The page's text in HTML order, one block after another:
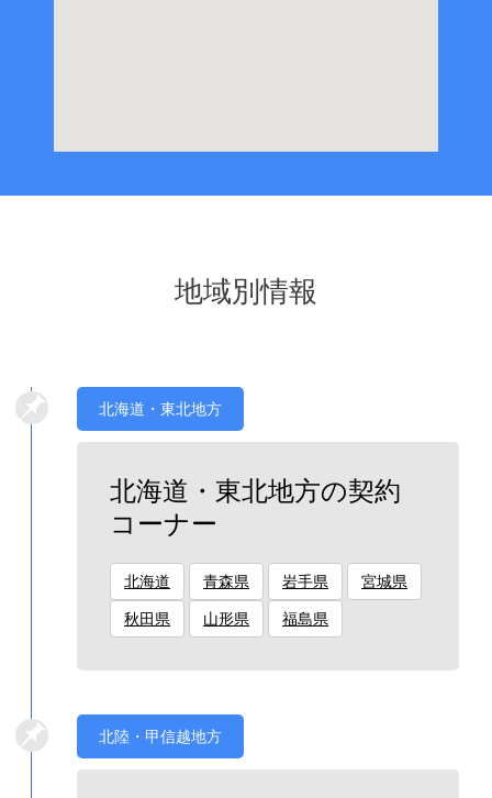
地域別情報
北海道・東北地方
北海道・東北地方の契約
コーナー
北海道 青森県 岩手県 宮城県
秋田県 山形県 福島県
北陸・甲信越地方